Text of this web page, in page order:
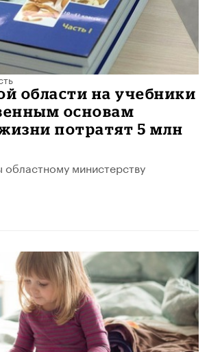
области на учебники
основам
потратят 5 млн
областному министерству